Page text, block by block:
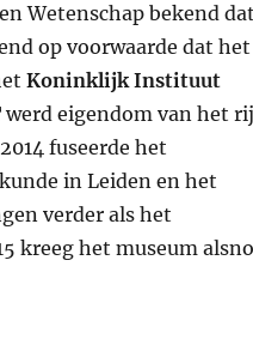
Wetenschap bekend
op voorwaarde dat het
Koninklijk Instituut
werd eigendom van het
fuseerde het
in Leiden en het
verder als het
kreeg het museum